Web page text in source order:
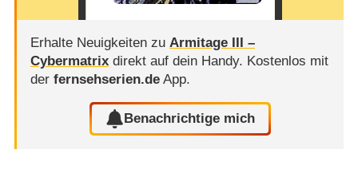
Erhalte Neuigkeiten zu Armitage III –
Cybermatrixdirekt auf dein Handy. Kostenlos mit
der fernsehserien.deApp.
Benachrichtige mich